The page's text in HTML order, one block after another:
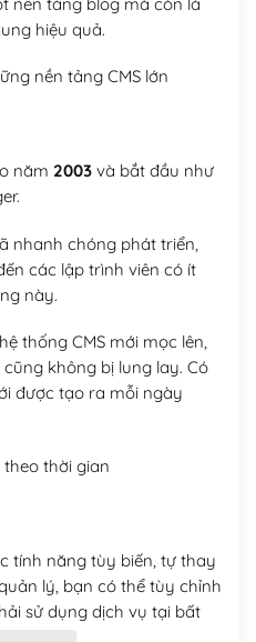
hiệu quả.
nền tảng CMS lớn
năm 2003và bắt đầu như
nhanh chóng phát triển,
các lập trình viên có ít
này.
thống CMS mới mọc lên,
không bị lung lay. Có
được tạo ra mỗi ngày
thời gian
tính năng tùy biến, tự thay
lý, bạn có thể tùy chỉnh
sử dụng dịch vụ tại bất